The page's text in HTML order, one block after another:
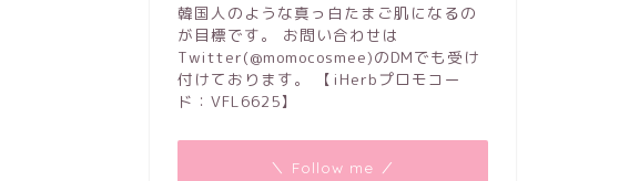
韓国人のような真っ白たまご肌になるの
が目標です。 お問い合わせは
Twitter(@momocosmee)のDMでも受け
付けております。 【iHerbプロモコー
ド：VFL6625】
＼ Follow me ／